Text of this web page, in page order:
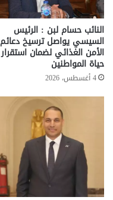
النائب حسام لبن : الرئيس
السيسي يواصل ترسيخ دعائم
الأمن الغذائي لضمان استقرار
حياة المواطنين
4 أغسطس، 2026